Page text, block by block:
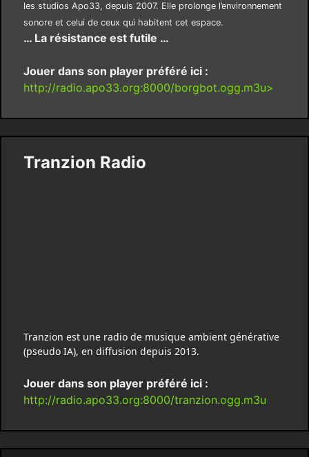
les studios Apo33, depuis 2007. Elle prolonge l’environnement
sonore et celui de ceux qui habitent cet espace.
… La résistance est futile …
Jouer dans son player préféré ici :
http://radio.apo33.org:8000/borgbot.ogg.m3u>
Tranzion Radio
Tranzion est une radio de musique ambient générative
(pseudo IA), en diffusion depuis 2013.
Jouer dans son player préféré ici :
http://radio.apo33.org:8000/tranzion.ogg.m3u